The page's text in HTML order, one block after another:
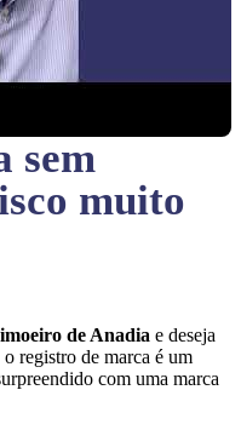
sem
muito
de Anadia e deseja
registro de marca é um
com uma marca